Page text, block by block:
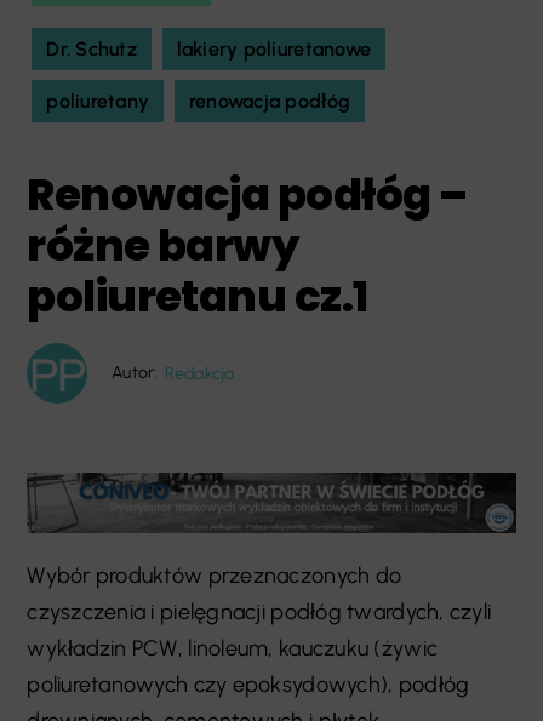
Dr. Schutz lakiery poliuretanowe
poliuretany renowacja podłóg
Renowacja podłóg –
różne barwy
poliuretanu cz.1
Autor: Redakcja
Wybór produktów przeznaczonych do
czyszczenia i pielęgnacji podłóg twardych, czyli
wykładzin PCW, linoleum, kauczuku (żywic
poliuretanowych czy epoksydowych), podłóg